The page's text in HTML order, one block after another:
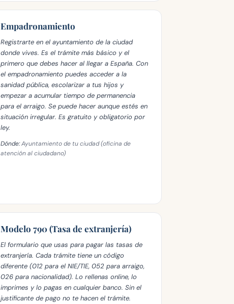
Empadronamiento
Registrarte en el ayuntamiento de la ciudad
donde vives. Es el trámite más básico y el
primero que debes hacer al llegar a España. Con
el empadronamiento puedes acceder a la
sanidad pública, escolarizar a tus hijos y
empezar a acumular tiempo de permanencia
para el arraigo. Se puede hacer aunque estés en
situación irregular. Es gratuito y obligatorio por
ley.
Dónde:Ayuntamiento de tu ciudad (oficina de
atención al ciudadano)
Modelo 790 (Tasa de extranjería)
El formulario que usas para pagar las tasas de
extranjería. Cada trámite tiene un código
diferente (012 para el NIE/TIE, 052 para arraigo,
026 para nacionalidad). Lo rellenas online, lo
imprimes y lo pagas en cualquier banco. Sin el
justificante de pago no te hacen el trámite.